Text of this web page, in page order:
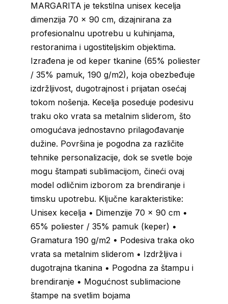
MARGARITA je tekstilna unisex kecelja
dimenzija 70 × 90 cm, dizajnirana za
profesionalnu upotrebu u kuhinjama,
restoranima i ugostiteljskim objektima.
Izrađena je od keper tkanine (65% poliester
/ 35% pamuk, 190 g/m2), koja obezbeđuje
izdržljivost, dugotrajnost i prijatan osećaj
tokom nošenja. Kecelja poseduje podesivu
traku oko vrata sa metalnim sliderom, što
omogućava jednostavno prilagođavanje
dužine. Površina je pogodna za različite
tehnike personalizacije, dok se svetle boje
mogu štampati sublimacijom, čineći ovaj
model odličnim izborom za brendiranje i
timsku upotrebu. Ključne karakteristike:
Unisex kecelja • Dimenzije 70 × 90 cm •
65% poliester / 35% pamuk (keper) •
Gramatura 190 g/m2 • Podesiva traka oko
vrata sa metalnim sliderom • Izdržljiva i
dugotrajna tkanina • Pogodna za štampu i
brendiranje • Mogućnost sublimacione
štampe na svetlim bojama